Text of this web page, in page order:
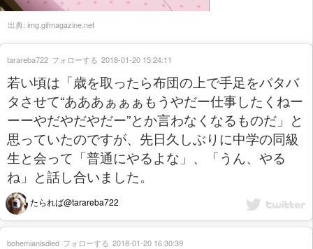
出典: img.gifmagazine.net
若い頃は「歳を取ったら布団の上で手足をバタバ
タさせて“あああぁぁぁもうやだー仕事したくねー
ーーやだやだやだー”とか言わなくなるものだ」と
思っていたのですが、先日久しぶりに中学の同級
生と会って「普通にやるよな」、「うん、やる
ね」と話し合いました。
たられば@tarareba722
tarareba722 フォローする 2018-01-20 15:24:11
bohemianisdied フォローする 2018-01-20 16:30:39